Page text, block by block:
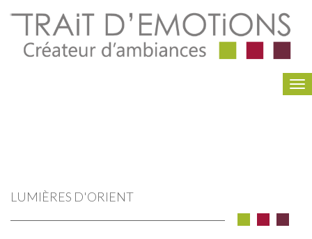
LUMIÈRES D'ORIENT